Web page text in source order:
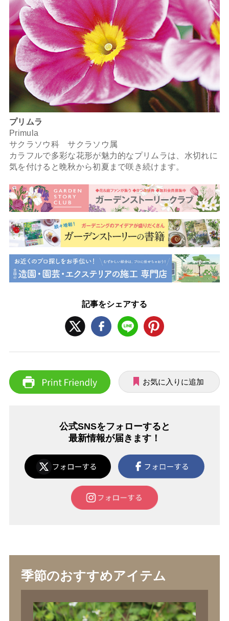
プリムラ
Primula
サクラソウ科 サクラソウ属
カラフルで多彩な花形が魅力的なプリムラは、水切れに
気を付けると晩秋から初夏まで咲き続けます。
記事をシェアする
お気に入りに追加
公式SNSをフォローすると
最新情報が届きます！
季節のおすすめアイテム